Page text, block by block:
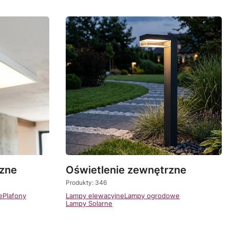
Plafony
Oświetlenie zewnętrzne
Produkty: 346
Lampy elewacyjneLampy ogrodowe
Lampy Solarne